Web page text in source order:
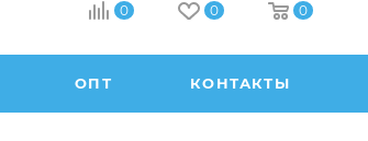
0 0 0
ОПТ КОНТАКТЫ